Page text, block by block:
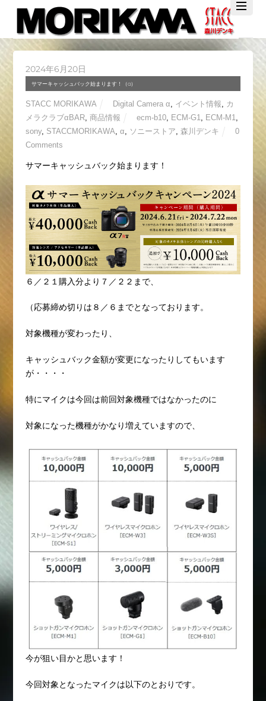
TwitterFacebook
YouTube
2024年6月20日
サマーキャッシュバック始まります！（α）
STACC MORIKAWA Digital Camera α イベント情報
カ
メラクラブαBAR, 商品情報 ecm-b10, ECM-G1 ECM-M1
sony, STACCMORIKAWA α ソニーストア 森川デンキ
0
Comments
サマーキャッシュバック始まります！
６／２１購入分より７／２２まで、
（応募締め切りは８／６までとなっております。
対象機種が変わったり、
キャッシュバック金額が変更になったりしてもいます
が・・・・
特にマイクは今回は前回対象機種ではなかったのに
対象になった機種がかなり増えていますので、
今が狙い目かと思います！
今回対象となったマイクは以下のとおりです。